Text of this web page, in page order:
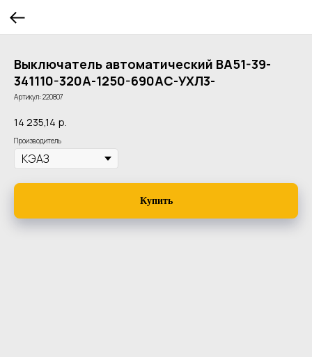
Выключатель автоматический ВА51-39-
341110-320А-1250-690AC-УХЛ3-
Артикул: 220807
14 235,14 р.
Производитель
Купить